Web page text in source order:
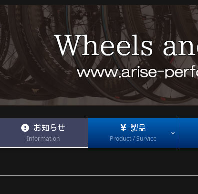
お知らせ
Information
製品
Product / Survice